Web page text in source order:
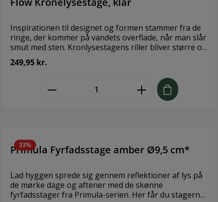
Inspirationen til designet og formen stammer fra de
ringe, der kommer på vandets overflade, når man slår
smut med sten. Kronlysestagens riller bliver større og
større for derefter at forsvinde – ligesom ringe i
vandet. Design: Holmegaard Størrelse: Ø 13,5 x H 3 cm
249,95 kr.
33%
Primula Fyrfadsstage amber Ø9,5 cm*
Lad hyggen sprede sig gennem reflektioner af lys på
de mørke dage og aftener med de skønne
fyrfadsstager fra Primula-serien. Her får du stagerne